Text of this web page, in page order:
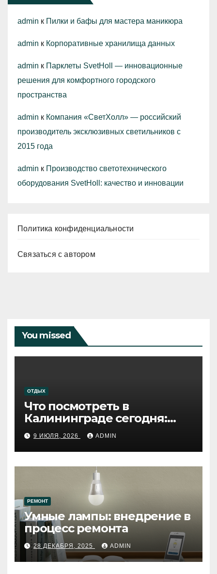
admin к Пилки и бафы для мастера маникюра
admin к Корпоративные хранилища данных
admin к Парклеты SvetHoll — инновационные
решения для комфортного городского
пространства
admin к Компания «СветХолл» — российский
производитель эксклюзивных светильников с
2015 года
admin к Производство светотехнического
оборудования SvetHoll: качество и инновации
Политика конфиденциальности
Связаться с автором
You missed
ОТДЫХ
Что посмотреть в
Калининграде сегодня:
путеводитель по самому
западному городу России
9 ИЮЛЯ, 2026 ADMIN
РЕМОНТ
Умные лампы: внедрение в
процесс ремонта
28 ДЕКАБРЯ, 2025 ADMIN